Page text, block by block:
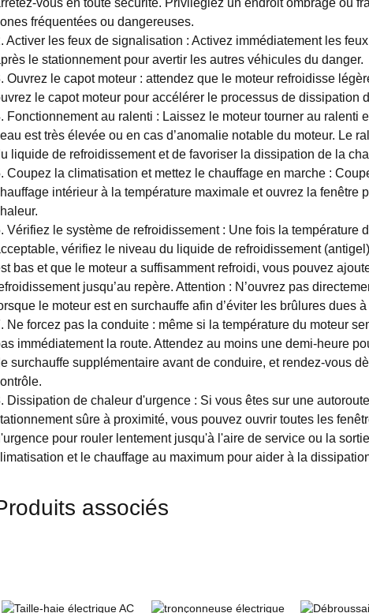
fréquentées ou dangereuses.
Activer les feux de signalisation : Activez immédiatement les
le stationnement pour avertir les autres véhicules du danger.
Ouvrez le capot moteur : attendez que le moteur refroidisse
le capot moteur pour accélérer le processus de dissipation
Fonctionnement au ralenti : Laissez le moteur tourner au ralenti
est très élevée ou en cas d’anomalie notable du moteur. Le
liquide de refroidissement et de favoriser la dissipation de la
Coupez la climatisation et mettez le chauffage en marche :
intérieur à la température maximale et ouvrez la fenêtre
Vérifiez le système de refroidissement : Une fois la température
vérifiez le niveau du liquide de refroidissement
bas et que le moteur a suffisamment refroidi, vous pouvez
jusqu’au repère. Attention : N’ouvrez pas
le moteur est en surchauffe afin d’éviter les brûlures dues
Ne forcez pas la conduite : même si la température du moteur
immédiatement la route. Attendez au moins une demi-heure
surchauffe supplémentaire avant de conduire, et rendez-vous
Dissipation de chaleur d'urgence : Si vous êtes sur une
sûre à proximité, vous pouvez ouvrir toutes les
pour rouler lentement jusqu'à l'aire de service ou la
et le chauffage au maximum pour aider à la
associés